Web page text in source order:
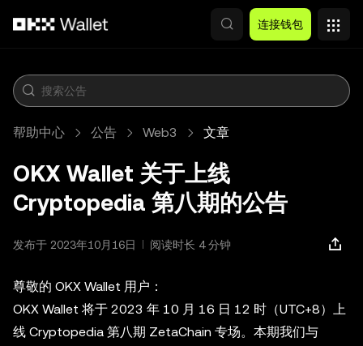
连接钱包
帮助中心 公告 Web3 文章
OKX Wallet 关于上线
Cryptopedia 第八期的公告
发布于 2023年10月16日 阅读时长 4 分钟
尊敬的 OKX Wallet 用户：
OKX Wallet 将于 2023 年 10 月 16 日 12 时（UTC+8）上
线 Cryptopedia 第八期 ZetaChain 专场。本期我们与